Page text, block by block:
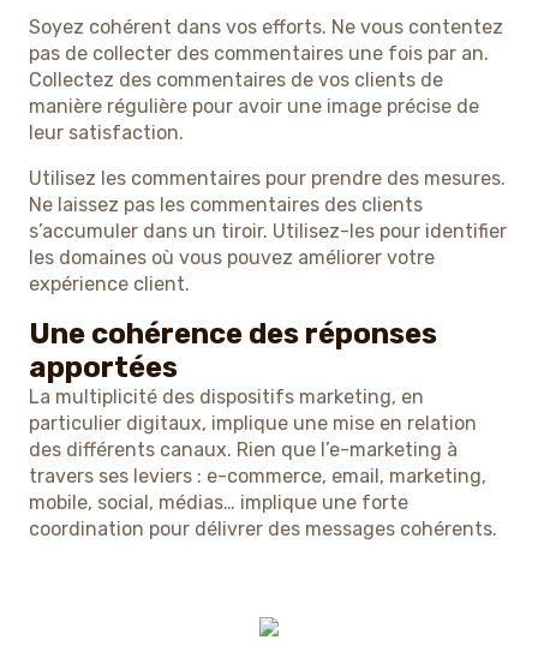
Soyez cohérent dans vos efforts. Ne vous contentez
pas de collecter des commentaires une fois par an.
Collectez des commentaires de vos clients de
manière régulière pour avoir une image précise de
leur satisfaction.
Utilisez les commentaires pour prendre des mesures.
Ne laissez pas les commentaires des clients
s’accumuler dans un tiroir. Utilisez-les pour identifier
les domaines où vous pouvez améliorer votre
expérience client.
Une cohérence des réponses
apportées
La multiplicité des dispositifs marketing, en
particulier digitaux, implique une mise en relation
des différents canaux. Rien que l’e-marketing à
travers ses leviers : e-commerce, email, marketing,
mobile, social, médias… implique une forte
coordination pour délivrer des messages cohérents.